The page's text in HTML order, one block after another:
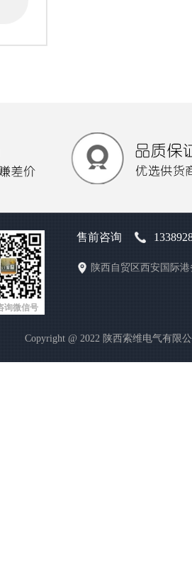
询微信号
售前咨询
陕西自贸区西安国际
Copyright @ 2022 陕西索维电气有限